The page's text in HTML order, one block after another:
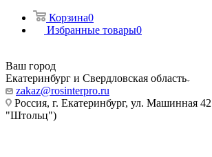
Корзина0
Избранные товары0
Ваш город
Екатеринбург и Свердловская область
zakaz@rosinterpro.ru
Россия, г. Екатеринбург, ул. Машинная
"Штольц")